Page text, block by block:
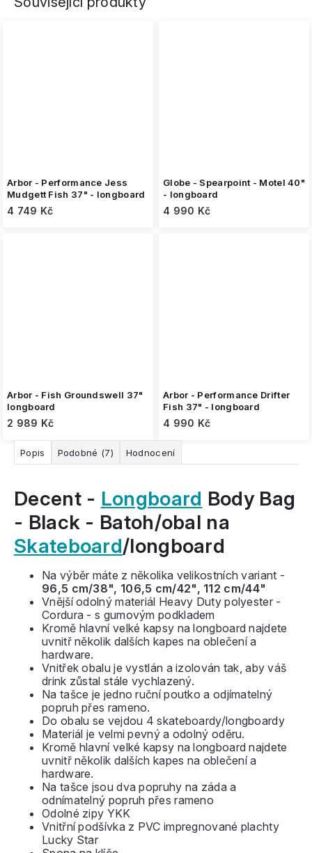
Arbor - Performance Jess
Mudgett Fish 37" - longboard
4 749 Kč
Globe - Spearpoint - Motel 40"
- longboard
4 990 Kč
Arbor - Fish Groundswell 37"
longboard
2 989 Kč
Arbor - Performance Drifter
Fish 37" - longboard
4 990 Kč
Popis Podobné (7) Hodnocení
Decent - Longboard Body Bag
- Black - Batoh/obal na
Skateboard/longboard
Na výběr máte z několika velikostních variant -
96,5 cm/38", 106,5 cm/42", 112 cm/44"
Vnější odolný materiál Heavy Duty polyester -
Cordura - s gumovým podkladem
Kromě hlavní velké kapsy na longboard najdete
uvnitř několik dalších kapes na oblečení a
hardware.
Vnitřek obalu je vystlán a izolován tak, aby váš
drink zůstal stále vychlazený.
Na tašce je jedno ruční poutko a odjímatelný
popruh přes rameno.
Do obalu se vejdou 4 skateboardy/longboardy
Materiál je velmi pevný a odolný oděru.
Kromě hlavní velké kapsy na longboard najdete
uvnitř několik dalších kapes na oblečení a
hardware.
Na tašce jsou dva popruhy na záda a
odnímatelný popruh přes rameno
Odolné zipy YKK
Vnitřní podšívka z PVC impregnované plachty
Lucky Star